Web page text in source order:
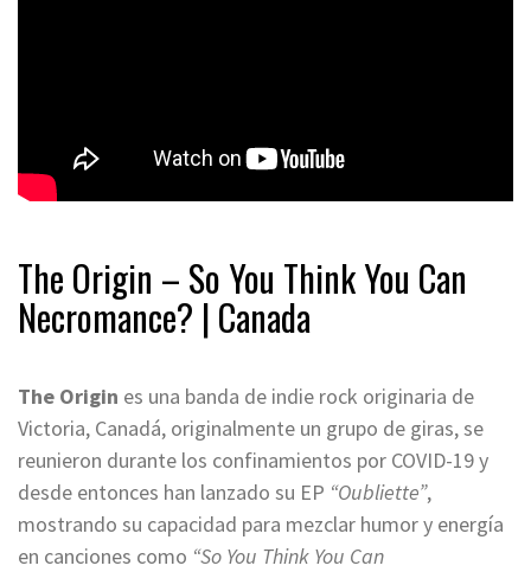
The Origin – So You Think You Can
Necromance? | Canada
The Origin es una banda de indie rock originaria de
Victoria, Canadá, originalmente un grupo de giras, se
reunieron durante los confinamientos por COVID-19 y
desde entonces han lanzado su EP “Oubliette”,
mostrando su capacidad para mezclar humor y energía
en canciones como “So You Think You Can